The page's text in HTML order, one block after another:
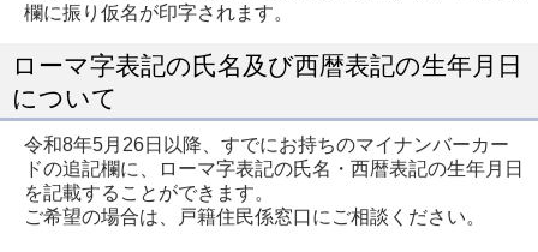
欄に振り仮名が印字されます。
ローマ字表記の氏名及び西暦表記の生年月日
について
令和8年5月26日以降、すでにお持ちのマイナンバーカー
ドの追記欄に、ローマ字表記の氏名・西暦表記の生年月日
を記載することができます。
ご希望の場合は、戸籍住民係窓口にご相談ください。